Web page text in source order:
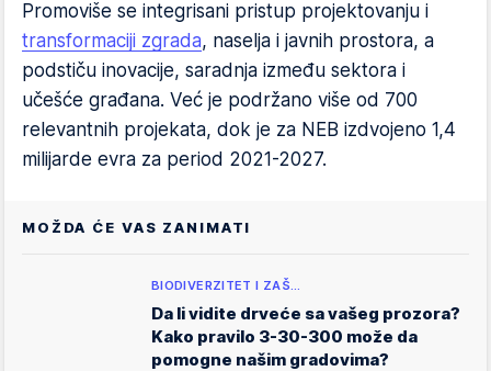
Promoviše se integrisani pristup projektovanju i
transformaciji zgrada, naselja i javnih prostora, a
podstiču inovacije, saradnja između sektora i
učešće građana. Već je podržano više od 700
relevantnih projekata, dok je za NEB izdvojeno 1,4
milijarde evra za period 2021-2027.
MOŽDA ĆE VAS ZANIMATI
BIODIVERZITET I ZAŠ…
Da li vidite drveće sa vašeg prozora?
Kako pravilo 3-30-300 može da
pomogne našim gradovima?